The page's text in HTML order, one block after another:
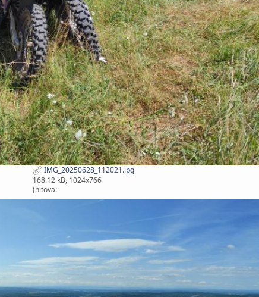
IMG_20250628_112021.jpg
168.12 kB, 1024x766
(hitova: